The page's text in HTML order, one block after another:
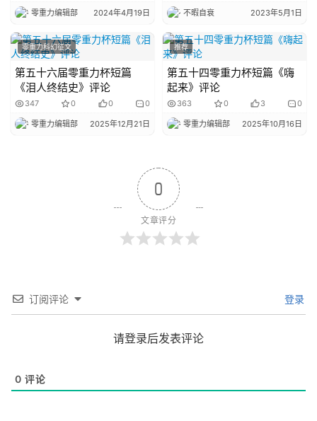
零重力编辑部 2024年4月19日 不暇自衰 2023年5月1日
零重力科幻征文
第五十六届零重力杯短篇
《泪人终结史》评论
347 0 0 0
零重力编辑部 2025年12月21日
推荐
第五十四零重力杯短篇《嗨
起来》评论
363 0 3 0
零重力编辑部 2025年10月16日
0
文章评分
订阅评论 登录
请登录后发表评论
0 评论